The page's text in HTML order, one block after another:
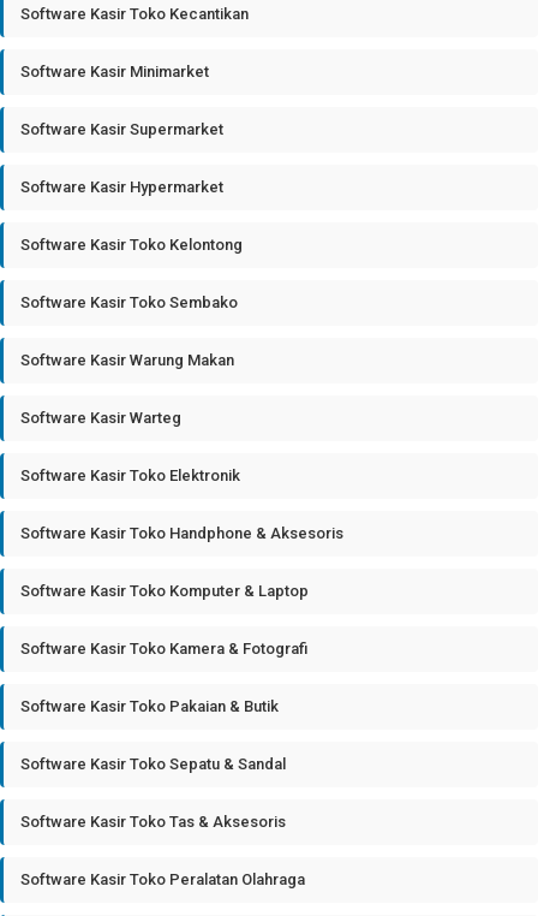
Software Kasir Toko Kecantikan
Software Kasir Minimarket
Software Kasir Supermarket
Software Kasir Hypermarket
Software Kasir Toko Kelontong
Software Kasir Toko Sembako
Software Kasir Warung Makan
Software Kasir Warteg
Software Kasir Toko Elektronik
Software Kasir Toko Handphone & Aksesoris
Software Kasir Toko Komputer & Laptop
Software Kasir Toko Kamera & Fotografi
Software Kasir Toko Pakaian & Butik
Software Kasir Toko Sepatu & Sandal
Software Kasir Toko Tas & Aksesoris
Software Kasir Toko Peralatan Olahraga